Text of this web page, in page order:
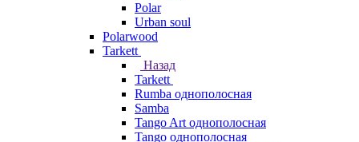
Polar
Urban soul
Polarwood
Tarkett
Назад
Tarkett
Rumba однополосная
Samba
Tango Art однополосная
Tango однополосная